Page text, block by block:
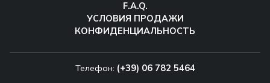
F.A.Q.
УСЛОВИЯ ПРОДАЖИ
КОНФИДЕНЦИАЛЬНОСТЬ
Телефон: (+39) 06 782 5464